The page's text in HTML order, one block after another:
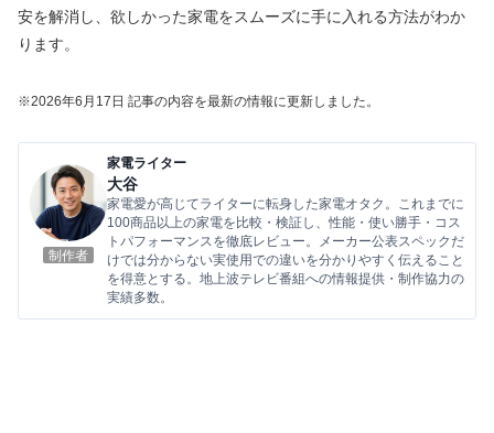
安を解消し、欲しかった家電をスムーズに手に入れる方法がわか
ります。
※2026年6 月17 日 記事の内容を最新の情報に更新しました。
制作者
家電ライター
大谷
家電愛が高じてライターに転身した家電オタク。これまでに
100商品以上の家電を比較・検証し、性能・使い勝手・コス
トパフォーマンスを徹底レビュー。メーカー公表スペックだ
けでは分からない実使用での違いを分かりやすく伝えること
を得意とする。地上波テレビ番組への情報提供・制作協力の
実績多数。